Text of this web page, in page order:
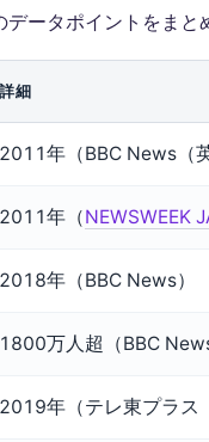
ータポイントをまと
詳細
2011年（BBC News（
2011年（NEWSWEEK
2018年（BBC News）
1800万人超（BBC
2019年（テレ東プラス